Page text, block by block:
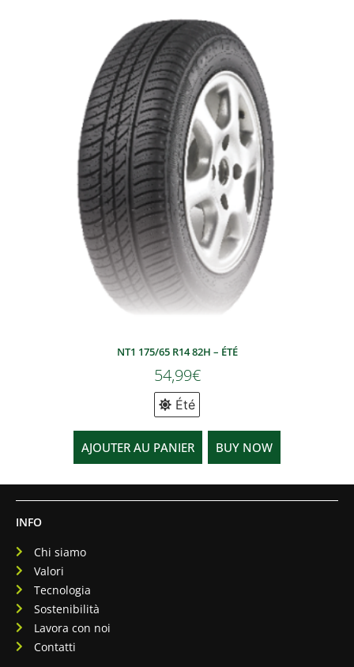
NT1 175/65 R14 82H – ÉTÉ
54,99€
Été
AJOUTER AU PANIER BUY NOW
INFO
Chi siamo
Valori
Tecnologia
Sostenibilità
Lavora con noi
Contatti